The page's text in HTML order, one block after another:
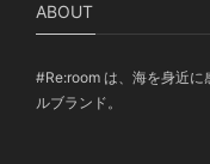
ABOUT
#Re:room は、海を身近に
ルブランド。